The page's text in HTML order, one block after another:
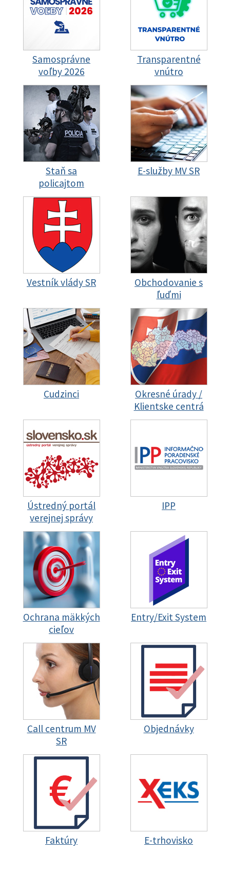
Samosprávne
voľby 2026
Transparentné
vnútro
Staň sa
policajtom
E-služby MV SR
Vestník vlády SR
Obchodovanie s
ľuďmi
Cudzinci
Okresné úrady /
Klientske centrá
Ústredný portál
verejnej správy
IPP
Ochrana mäkkých
cieľov
Entry/Exit System
Call centrum MV
SR
Objednávky
Faktúry E-trhovisko